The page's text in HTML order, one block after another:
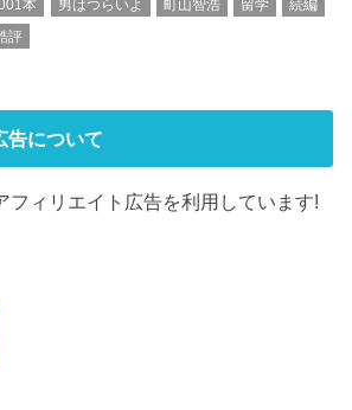
本
男はつらいよ 町山智浩 留学
続編
評
告について
フィリエイト広告を利用しています!